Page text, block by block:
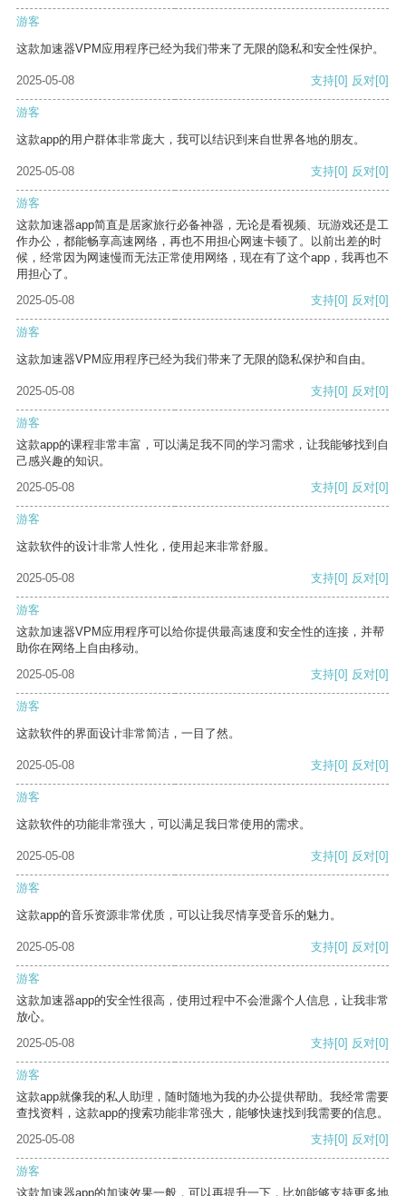
游客
这款加速器VPM应用程序已经为我们带来了无限的隐私和安全性保护。
2025-05-08 支持[0] 反对[0]
游客
这款app的用户群体非常庞大，我可以结识到来自世界各地的朋友。
2025-05-08 支持[0] 反对[0]
游客
这款加速器app简直是居家旅行必备神器，无论是看视频、玩游戏还是工
作办公，都能畅享高速网络，再也不用担心网速卡顿了。以前出差的时
候，经常因为网速慢而无法正常使用网络，现在有了这个app，我再也不
用担心了。
2025-05-08
支持[0] 反对[0]
游客
这款加速器VPM应用程序已经为我们带来了无限的隐私保护和自由。
2025-05-08 支持[0] 反对[0]
游客
这款app的课程非常丰富，可以满足我不同的学习需求，让我能够找到自
己感兴趣的知识。
2025-05-08
支持[0] 反对[0]
游客
这款软件的设计非常人性化，使用起来非常舒服。
2025-05-08 支持[0] 反对[0]
游客
这款加速器VPM应用程序可以给你提供最高速度和安全性的连接，并帮
助你在网络上自由移动。
2025-05-08
支持[0] 反对[0]
游客
这款软件的界面设计非常简洁，一目了然。
2025-05-08 支持[0] 反对[0]
游客
这款软件的功能非常强大，可以满足我日常使用的需求。
2025-05-08 支持[0] 反对[0]
游客
这款app的音乐资源非常优质，可以让我尽情享受音乐的魅力。
2025-05-08 支持[0] 反对[0]
游客
这款加速器app的安全性很高，使用过程中不会泄露个人信息，让我非常
放心。
2025-05-08
支持[0] 反对[0]
游客
这款app就像我的私人助理，随时随地为我的办公提供帮助。我经常需要
查找资料，这款app的搜索功能非常强大，能够快速找到我需要的信息。
2025-05-08
支持[0] 反对[0]
游客
这款加速器app的加速效果一般，可以再提升一下，比如能够支持更多地